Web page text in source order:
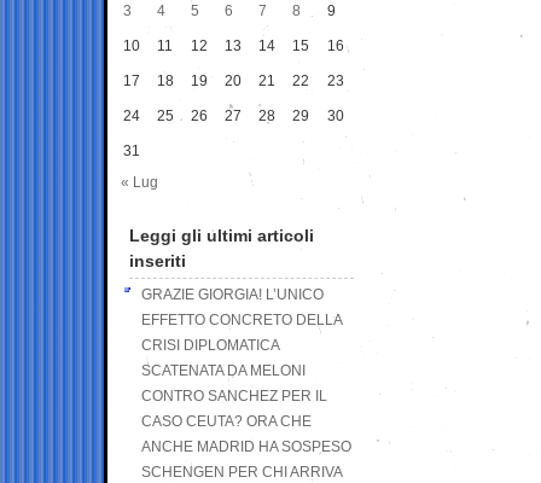
3 4 5 6 7 8 9
10 11 12 13 14 15 16
17 18 19 20 21 22 23
24 25 26 27 28 29 30
31
« Lug
Leggi gli ultimi articoli
inseriti
GRAZIE GIORGIA! L’UNICO
EFFETTO CONCRETO DELLA
CRISI DIPLOMATICA
SCATENATA DA MELONI
CONTRO SANCHEZ PER IL
CASO CEUTA? ORA CHE
ANCHE MADRID HA SOSPESO
SCHENGEN PER CHI ARRIVA